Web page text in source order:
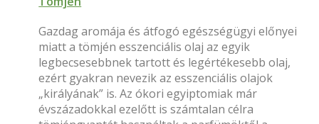
Gazdag aromája és átfogó egészségügyi előnyei
miatt a tömjén esszenciális olaj az egyik
legbecsesebbnek tartott és legértékesebb olaj,
ezért gyakran nevezik az esszenciális olajok
„királyának” is. Az ókori egyiptomiak már
évszázadokkal ezelőtt is számtalan célra